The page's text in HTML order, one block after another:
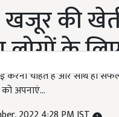
की
लोगों के
चाहते हैं और साथ ही
अपनाएं...